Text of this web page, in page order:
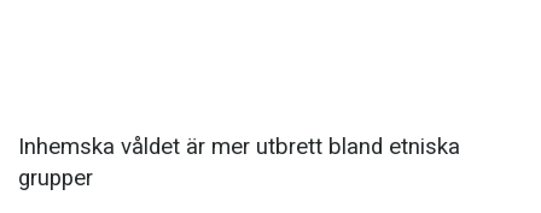
Inhemska våldet är mer utbrett bland etniska
grupper